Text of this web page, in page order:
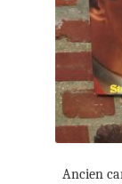
Ancien